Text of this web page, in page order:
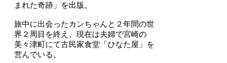
まれた奇跡」を出版。
旅中に出会ったカンちゃんと２年間の世
界２周目を終え、現在は夫婦で宮崎の
美々津町にて古民家食堂「ひなた屋」を
営んでいる。